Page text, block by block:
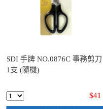
SDI 手牌 NO.0876C 事務剪刀
1支 (隨機)
$41